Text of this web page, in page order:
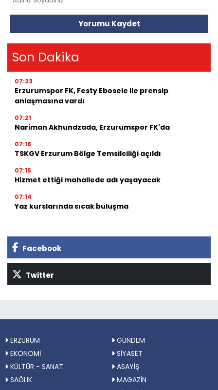
Yorumu Kaydet
Son Dakika
07:23
Erzurumspor FK, Festy Ebosele ile prensip
anlaşmasına vardı
07:21
Nariman Akhundzada, Erzurumspor FK'da
07:18
TSKGV Erzurum Bölge Temsilciliği açıldı
07:15
Hizmet ettiği mahallede adı yaşayacak
07:14
Yaz kurslarında sıcak buluşma
Facebook
Twitter
ERZURUM
GÜNDEM
EKONOMİ
SİYASET
KÜLTÜR - SANAT
ASAYİŞ
SAĞLIK
MAGAZİN